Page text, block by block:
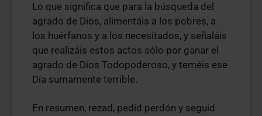
Lo que significa que para la búsqueda del
agrado de Dios, alimentáis a los pobres, a
los huérfanos y a los necesitados, y señaláis
que realizáis estos actos sólo por ganar el
agrado de Dios Todopoderoso, y teméis ese
Día sumamente terrible.
En resumen, rezad, pedid perdón y seguid